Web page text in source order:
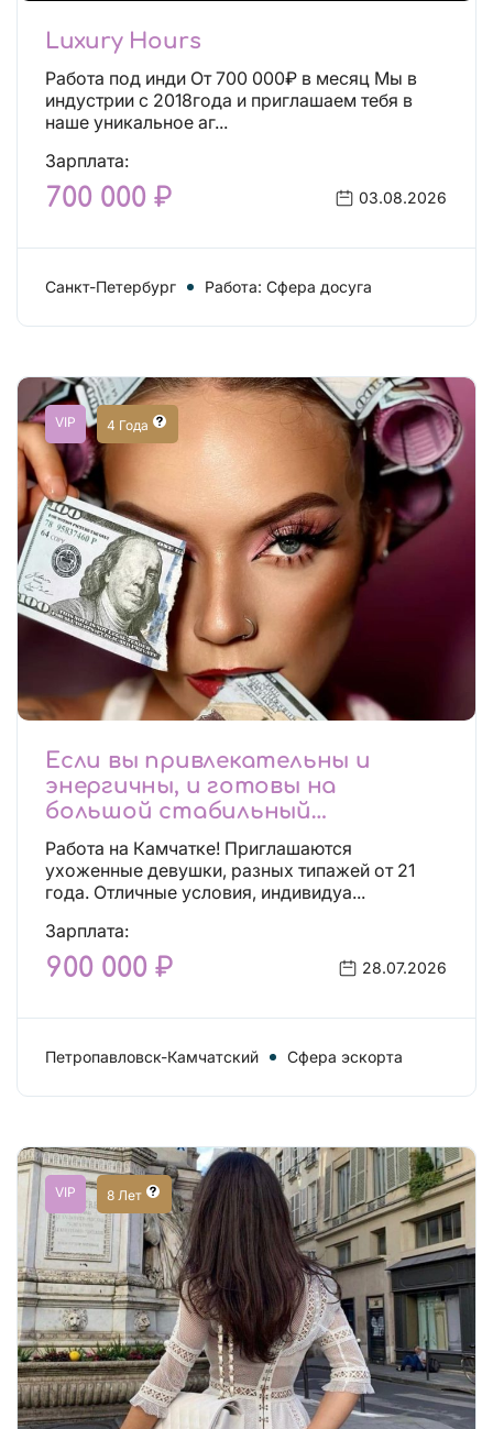
Luxury Hours
Работа под инди От 700 000₽ в месяц Мы в
индустрии с 2018года и приглашаем тебя в
наше уникальное аг...
Зарплата:
700 000 ₽ 03.08.2026
Санкт-Петербург Работа: Сфера досуга
VIP 4 Года
Если вы привлекательны и
энергичны, и готовы на
большой стабильный
заработок, тогда вы уже нашли,
что искали!
Работа на Камчатке! Приглашаются
ухоженные девушки, разных типажей от 21
года. Отличные условия, индивидуа...
Зарплата:
900 000 ₽ 28.07.2026
Петропавловск-Камчатский Сфера эскорта
VIP 8 Лет